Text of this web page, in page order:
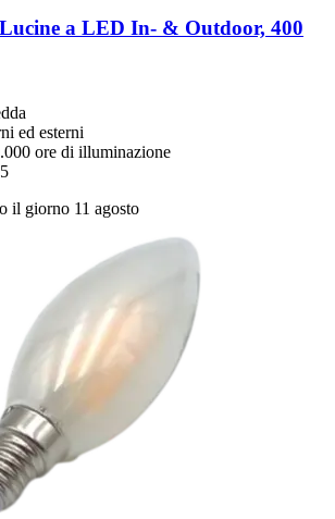
Lucine a LED In-​ & Outdoor, 400
ed esterni
ore di illuminazione
il giorno 11 agosto